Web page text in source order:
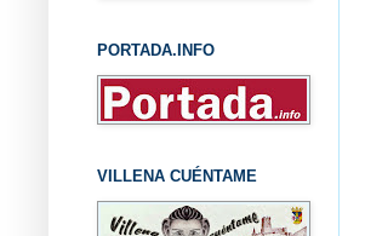
PORTADA.INFO
VILLENA CUÉNTAME